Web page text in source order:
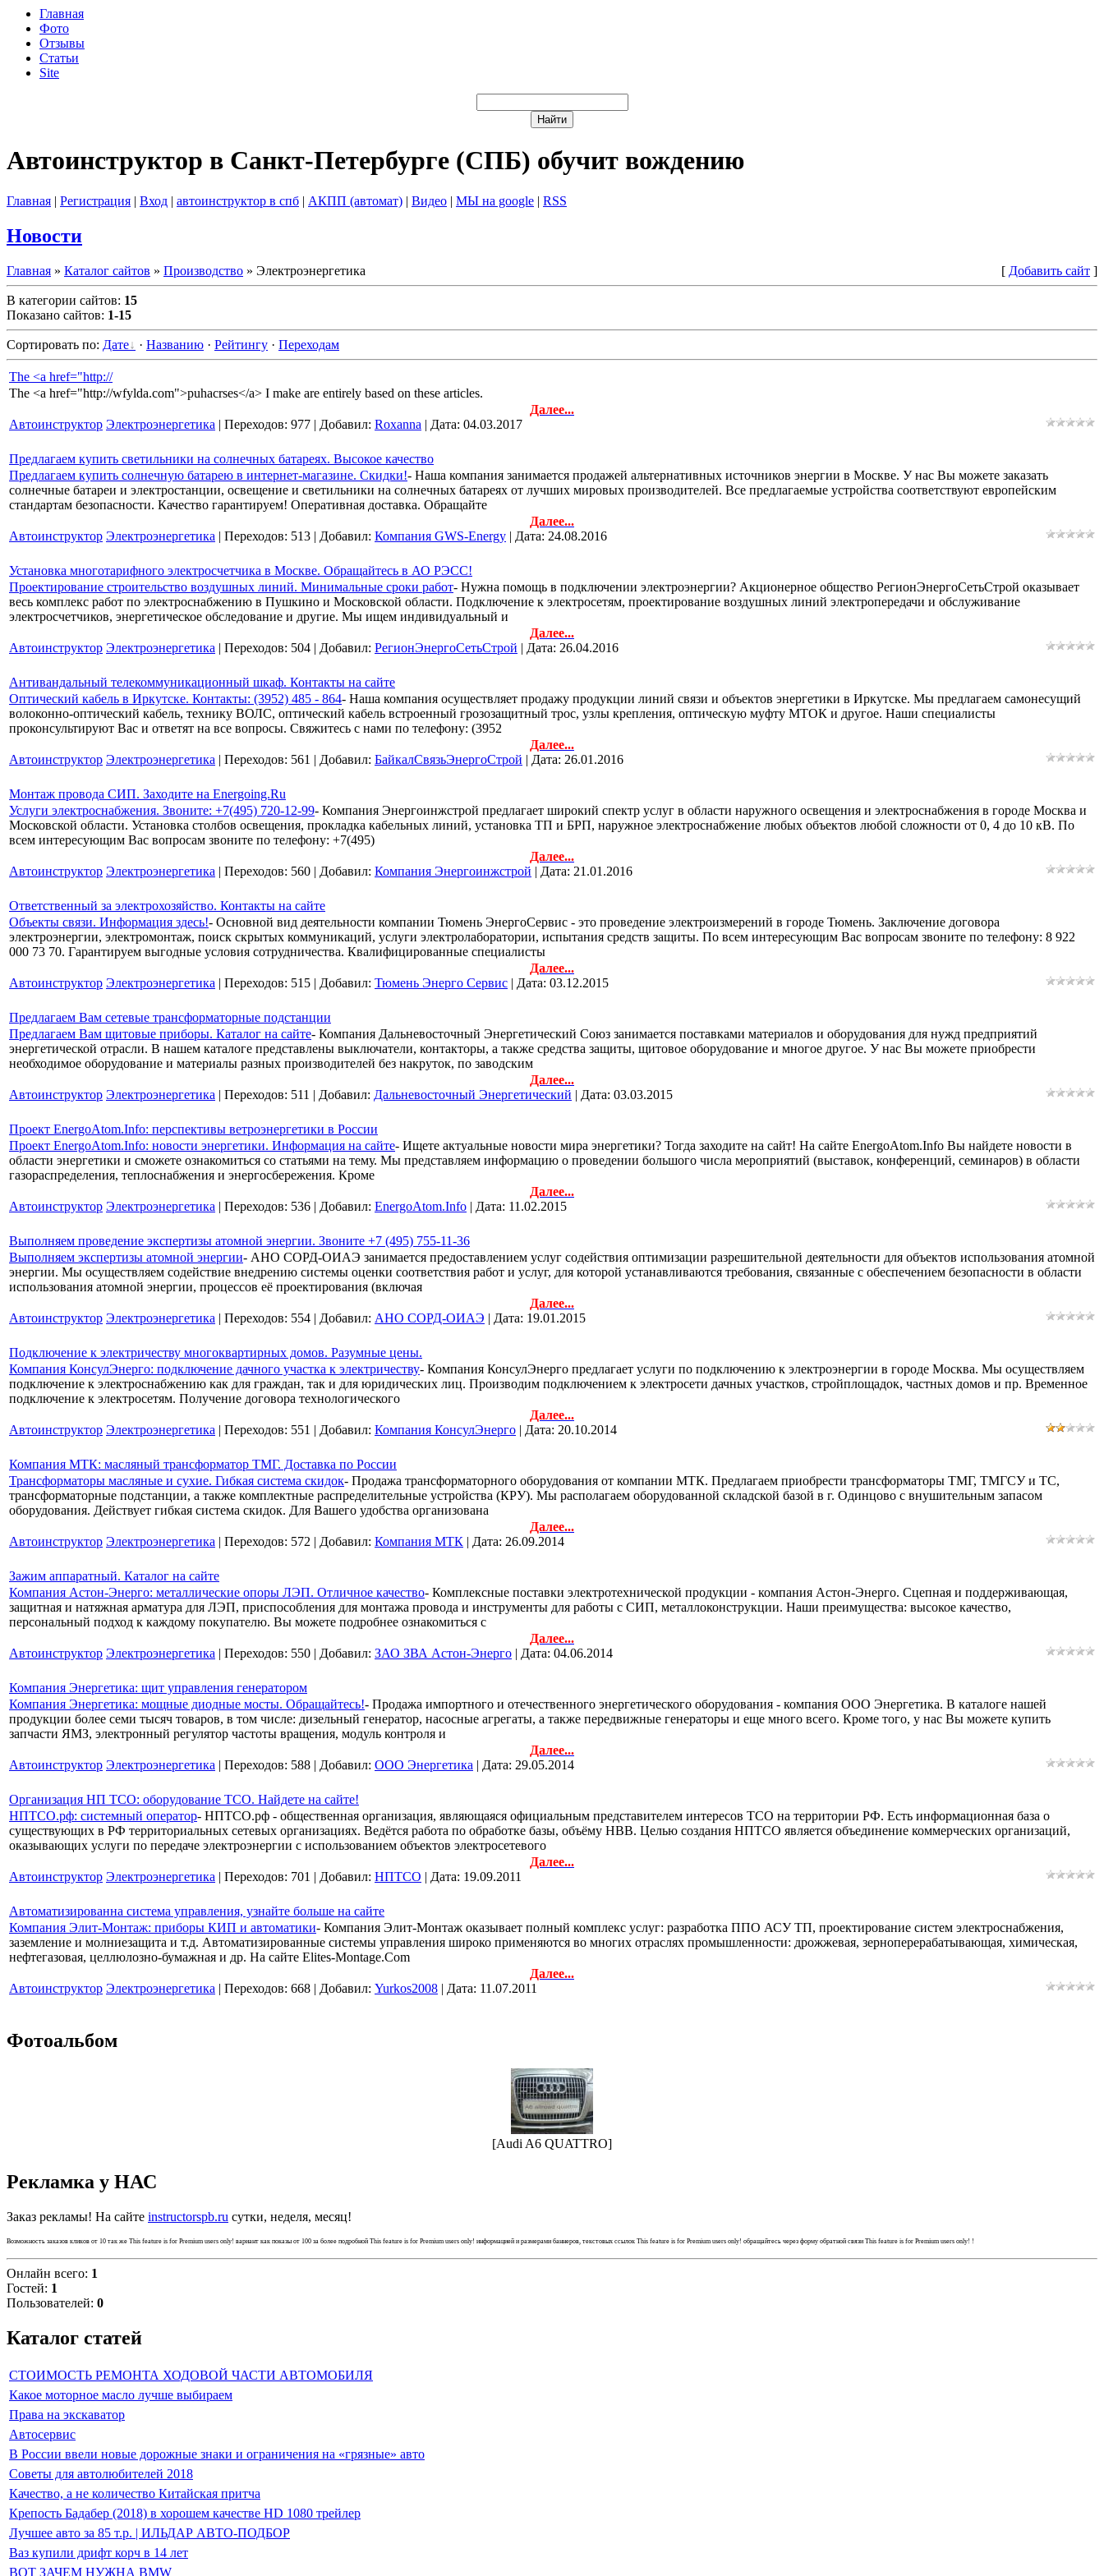
Главная
Фото
Отзывы
Статьи
Site
Автоинструктор в Санкт-Петербурге (СПБ) обучит вождению
Главная | Регистрация | Вход | автоинструктор в спб | АКПП (автомат) | Видео | МЫ на google | RSS
Новости
Главная » Каталог сайтов » Производство » Электроэнергетика [ Добавить сайт ]
В категории сайтов: 15
Показано сайтов: 1-15
Сортировать по: Дате · Названию · Рейтингу · Переходам
The <a href="http://
The <a href="http://wfylda.com">puhacrses</a> I make are entirely based on these articles.
Далее...
Автоинструктор Электроэнергетика | Переходов: 977 | Добавил: Roxanna | Дата: 04.03.2017
Предлагаем купить светильники на солнечных батареях. Высокое качество
Предлагаем купить солнечную батарею в интернет-магазине. Скидки!- Наша компания занимается продажей альтернативных источников энергии в Москве. У нас Вы можете заказать
солнечные батареи и электростанции, освещение и светильники на солнечных батареях от лучших мировых производителей. Все предлагаемые устройства соответствуют европейским
стандартам безопасности. Качество гарантируем! Оперативная доставка. Обращайте
Далее...
Автоинструктор Электроэнергетика | Переходов: 513 | Добавил: Компания GWS-Energy | Дата: 24.08.2016
Установка многотарифного электросчетчика в Москве. Обращайтесь в АО РЭСС!
Проектирование строительство воздушных линий. Минимальные сроки работ- Нужна помощь в подключении электроэнергии? Акционерное общество РегионЭнергоСетьСтрой оказывает
весь комплекс работ по электроснабжению в Пушкино и Московской области. Подключение к электросетям, проектирование воздушных линий электропередачи и обслуживание
электросчетчиков, энергетическое обследование и другие. Мы ищем индивидуальный и
Далее...
Автоинструктор Электроэнергетика | Переходов: 504 | Добавил: РегионЭнергоСетьСтрой | Дата: 26.04.2016
Антивандальный телекоммуникационный шкаф. Контакты на сайте
Оптический кабель в Иркутске. Контакты: (3952) 485 - 864- Наша компания осуществляет продажу продукции линий связи и объектов энергетики в Иркутске. Мы предлагаем самонесущий
волоконно-оптический кабель, технику ВОЛС, оптический кабель встроенный грозозащитный трос, узлы крепления, оптическую муфту МТОК и другое. Наши специалисты
проконсультируют Вас и ответят на все вопросы. Свяжитесь с нами по телефону: (3952
Далее...
Автоинструктор Электроэнергетика | Переходов: 561 | Добавил: БайкалСвязьЭнергоСтрой | Дата: 26.01.2016
Монтаж провода СИП. Заходите на Energoing.Ru
Услуги электроснабжения. Звоните: +7(495) 720-12-99- Компания Энергоинжстрой предлагает широкий спектр услуг в области наружного освещения и электроснабжения в городе Москва и
Московской области. Установка столбов освещения, прокладка кабельных линий, установка ТП и БРП, наружное электроснабжение любых объектов любой сложности от 0, 4 до 10 кВ. По
всем интересующим Вас вопросам звоните по телефону: +7(495)
Далее...
Автоинструктор Электроэнергетика | Переходов: 560 | Добавил: Компания Энергоинжстрой | Дата: 21.01.2016
Ответственный за электрохозяйство. Контакты на сайте
Объекты связи. Информация здесь!- Основной вид деятельности компании Тюмень ЭнергоСервис - это проведение электроизмерений в городе Тюмень. Заключение договора
электроэнергии, электромонтаж, поиск скрытых коммуникаций, услуги электролаборатории, испытания средств защиты. По всем интересующим Вас вопросам звоните по телефону: 8 922
000 73 70. Гарантируем выгодные условия сотрудничества. Квалифицированные специалисты
Далее...
Автоинструктор Электроэнергетика | Переходов: 515 | Добавил: Тюмень Энерго Сервис | Дата: 03.12.2015
Предлагаем Вам сетевые трансформаторные подстанции
Предлагаем Вам щитовые приборы. Каталог на сайте- Компания Дальневосточный Энергетический Союз занимается поставками материалов и оборудования для нужд предприятий
энергетической отрасли. В нашем каталоге представлены выключатели, контакторы, а также средства защиты, щитовое оборудование и многое другое. У нас Вы можете приобрести
необходимое оборудование и материалы разных производителей без накруток, по заводским
Далее...
Автоинструктор Электроэнергетика | Переходов: 511 | Добавил: Дальневосточный Энергетический | Дата: 03.03.2015
Проект EnergoAtom.Info: перспективы ветроэнергетики в России
Проект EnergoAtom.Info: новости энергетики. Информация на сайте- Ищете актуальные новости мира энергетики? Тогда заходите на сайт! На сайте EnergoAtom.Info Вы найдете новости в
области энергетики и сможете ознакомиться со статьями на тему. Мы представляем информацию о проведении большого числа мероприятий (выставок, конференций, семинаров) в области
газораспределения, теплоснабжения и энергосбережения. Кроме
Далее...
Автоинструктор Электроэнергетика | Переходов: 536 | Добавил: EnergoAtom.Info | Дата: 11.02.2015
Выполняем проведение экспертизы атомной энергии. Звоните +7 (495) 755-11-36
Выполняем экспертизы атомной энергии- АНО СОРД-ОИАЭ занимается предоставлением услуг содействия оптимизации разрешительной деятельности для объектов использования атомной
энергии. Мы осуществляем cодействие внедрению системы оценки соответствия работ и услуг, для которой устанавливаются требования, связанные с обеспечением безопасности в области
использования атомной энергии, процессов её проектирования (включая
Далее...
Автоинструктор Электроэнергетика | Переходов: 554 | Добавил: АНО СОРД-ОИАЭ | Дата: 19.01.2015
Подключение к электричеству многоквартирных домов. Разумные цены.
Компания КонсулЭнерго: подключение дачного участка к электричеству- Компания КонсулЭнерго предлагает услуги по подключению к электроэнергии в городе Москва. Мы осуществляем
подключение к электроснабжению как для граждан, так и для юридических лиц. Производим подключением к электросети дачных участков, стройплощадок, частных домов и пр. Временное
подключение к электросетям. Получение договора технологического
Далее...
Автоинструктор Электроэнергетика | Переходов: 551 | Добавил: Компания КонсулЭнерго | Дата: 20.10.2014
Компания МТК: масляный трансформатор ТМГ. Доставка по России
Трансформаторы масляные и сухие. Гибкая система скидок- Продажа трансформаторного оборудования от компании МТК. Предлагаем приобрести трансформаторы ТМГ, ТМГСУ и ТС,
трансформаторные подстанции, а также комплектные распределительные устройства (КРУ). Мы располагаем оборудованной складской базой в г. Одинцово с внушительным запасом
оборудования. Действует гибкая система скидок. Для Вашего удобства организована
Далее...
Автоинструктор Электроэнергетика | Переходов: 572 | Добавил: Компания МТК | Дата: 26.09.2014
Зажим аппаратный. Каталог на сайте
Компания Астон-Энерго: металлические опоры ЛЭП. Отличное качество- Комплексные поставки электротехнической продукции - компания Астон-Энерго. Сцепная и поддерживающая,
защитная и натяжная арматура для ЛЭП, приспособления для монтажа провода и инструменты для работы с СИП, металлоконструкции. Наши преимущества: высокое качество,
персональный подход к каждому покупателю. Вы можете подробнее ознакомиться с
Далее...
Автоинструктор Электроэнергетика | Переходов: 550 | Добавил: ЗАО ЗВА Астон-Энерго | Дата: 04.06.2014
Компания Энергетика: щит управления генератором
Компания Энергетика: мощные диодные мосты. Обращайтесь!- Продажа импортного и отечественного энергетического оборудования - компания ООО Энергетика. В каталоге нашей
продукции более семи тысяч товаров, в том числе: дизельный генератор, насосные агрегаты, а также передвижные генераторы и еще много всего. Кроме того, у нас Вы можете купить
запчасти ЯМЗ, электронный регулятор частоты вращения, модуль контроля и
Далее...
Автоинструктор Электроэнергетика | Переходов: 588 | Добавил: ООО Энергетика | Дата: 29.05.2014
Организация НП ТСО: оборудование ТСО. Найдете на сайте!
НПТСО.рф: системный оператор- НПТСО.рф - общественная организация, являющаяся официальным представителем интересов ТСО на территории РФ. Есть информационная база о
существующих в РФ территориальных сетевых организациях. Ведётся работа по обработке базы, объёму НВВ. Целью создания НПТСО является объединение коммерческих организаций,
оказывающих услуги по передаче электроэнергии с использованием объектов электросетевого
Далее...
Автоинструктор Электроэнергетика | Переходов: 701 | Добавил: НПТСО | Дата: 19.09.2011
Автоматизированна система управления, узнайте больше на сайте
Компания Элит-Монтаж: приборы КИП и автоматики- Компания Элит-Монтаж оказывает полный комплекс услуг: разработка ППО АСУ ТП, проектирование систем электроснабжения,
заземление и молниезащита и т.д. Автоматизированные системы управления широко применяются во многих отраслях промышленности: дрожжевая, зерноперерабатывающая, химическая,
нефтегазовая, целлюлозно-бумажная и др. На сайте Elites-Montage.Com
Далее...
Автоинструктор Электроэнергетика | Переходов: 668 | Добавил: Yurkos2008 | Дата: 11.07.2011
Фотоальбом
[Audi A6 QUATTRO]
Рекламка у НАС
Заказ рекламы! На сайте instructorspb.ru сутки, неделя, месяц!
Возможность заказов кликов от 10 так же This feature is for Premium users only! вариант как показы от 100 за более подробной This feature is for Premium users only! информацией и размерами баннеров, текстовых ссылок This feature is for Premium users only! обращайтесь через форму обратной связи This feature is for Premium users only! !
Онлайн всего: 1
Гостей: 1
Пользователей: 0
Каталог статей
СТОИМОСТЬ РЕМОНТА ХОДОВОЙ ЧАСТИ АВТОМОБИЛЯ
Какое моторное масло лучше выбираем
Права на экскаватор
Автосервис
В России ввели новые дорожные знаки и ограничения на «грязные» авто
Советы для автолюбителей 2018
Качество, а не количество Китайская притча
Крепость Бадабер (2018) в хорошем качестве HD 1080 трейлер
Лучшее авто за 85 т.р. | ИЛЬДАР АВТО-ПОДБОР
Ваз купили дрифт корч в 14 лет
ВОТ ЗАЧЕМ НУЖНА BMW